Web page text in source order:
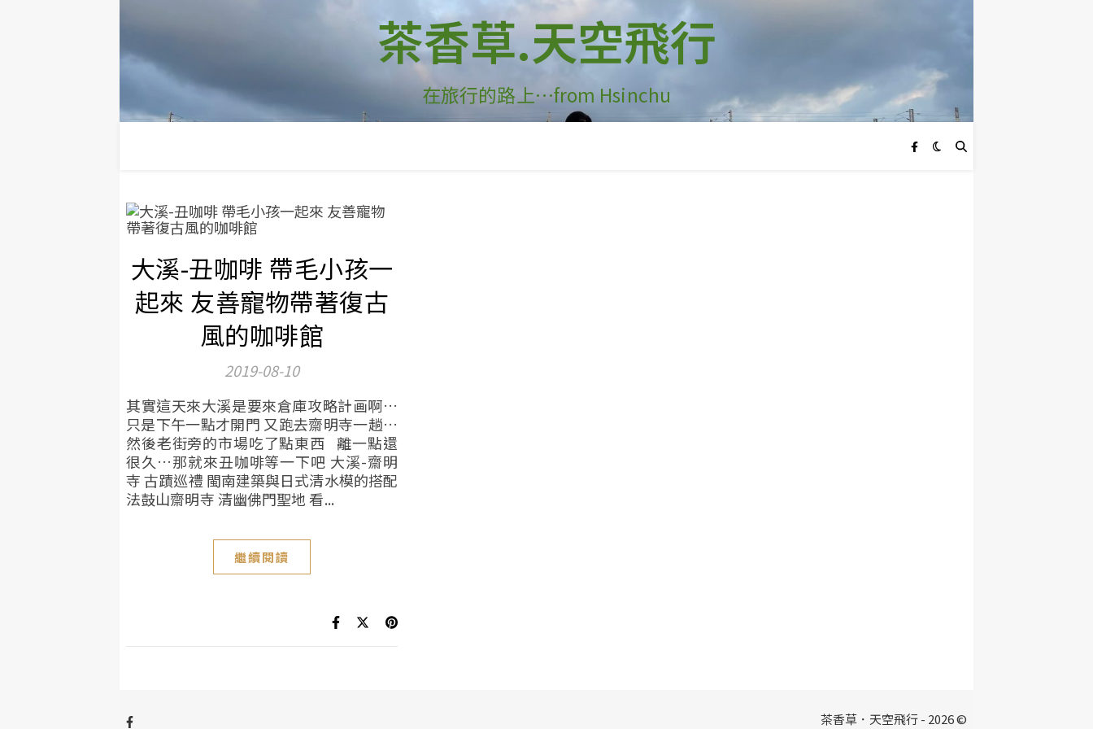
茶香草.天空飛行
在旅行的路上…from Hsinchu
大溪-丑咖啡 帶毛小孩一
起來 友善寵物帶著復古
風的咖啡館
2019-08-10
其實這天來大溪是要來倉庫攻略計画啊…
只是下午一點才開門 又跑去齋明寺一趟…
然後老街旁的市場吃了點東西 離一點還
很久…那就來丑咖啡等一下吧 大溪-齋明
寺 古蹟巡禮 閩南建築與日式清水模的搭配
法鼓山齋明寺 清幽佛門聖地 看...
繼續閱讀
茶香草．天空飛行 - 2026 ©